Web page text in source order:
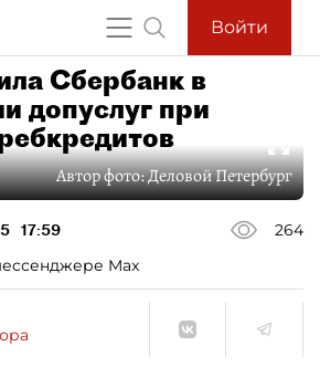
Войти
Сбербанк в
допуслуг при
Автор фото:Деловой Петербург
17:59
264
Max